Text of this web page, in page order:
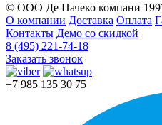
© ООО Де Пачеко компани
О компании Доставка Оплата
Контакты Демо со скидкой
8 (495) 221-74-18
Заказать звонок
+7 985 135 30 75